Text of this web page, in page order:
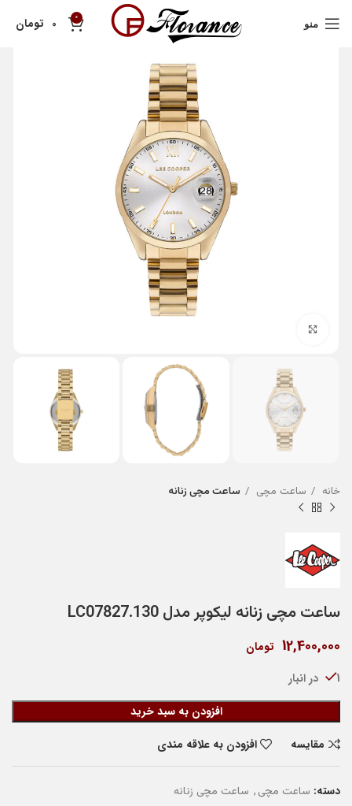
منو 0
0 تومان
خانه ساعت مچی ساعت مچی زنانه
ساعت مچی زنانه لیکوپر مدل LC07827.130
12,400,000 تومان
1 در انبار
افزودن به سبد خرید
مقایسه
افزودن به علاقه مندی
دسته: ساعت مچی, ساعت مچی زنانه